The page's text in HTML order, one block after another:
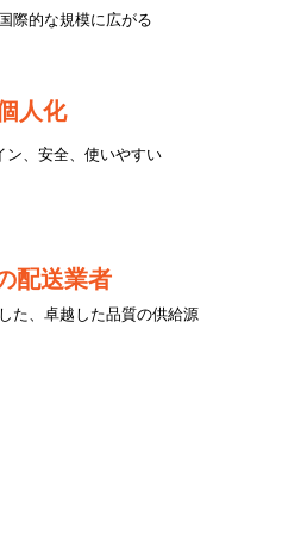
際的な規模に広がる
人化
ン、安全、使いやすい
配送業者
た、卓越した品質の供給源